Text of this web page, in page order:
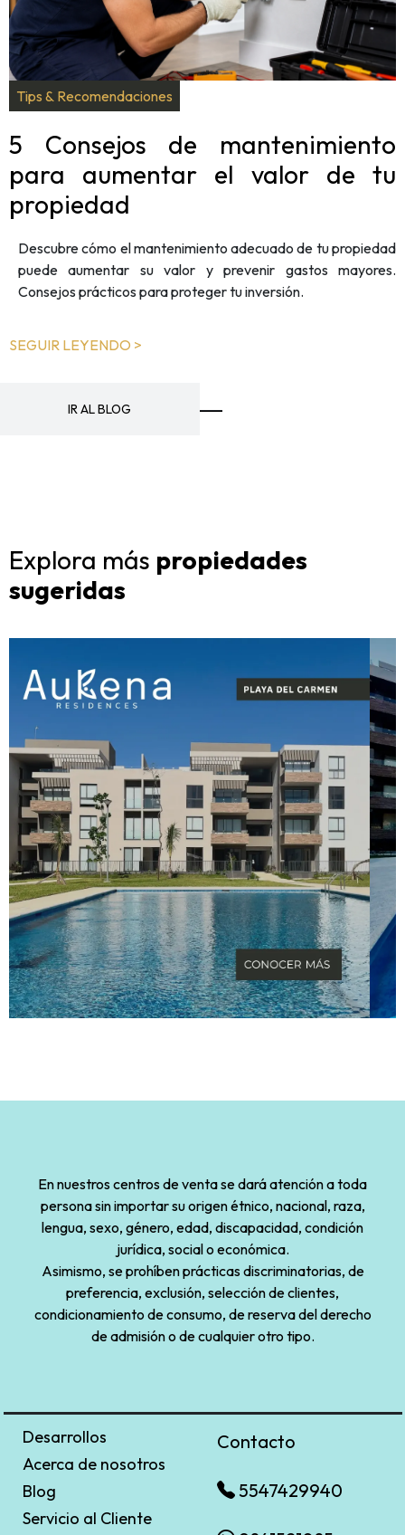
Tips & Recomendaciones
5 Consejos de mantenimiento
para aumentar el valor de tu
propiedad
Descubre cómo el mantenimiento adecuado de tu propiedad
puede aumentar su valor y prevenir gastos mayores.
Consejos prácticos para proteger tu inversión.
SEGUIR LEYENDO >
IR AL BLOG
Explora más propiedades
sugeridas
En nuestros centros de venta se dará atención a toda
persona sin importar su origen étnico, nacional, raza,
lengua, sexo, género, edad, discapacidad, condición
jurídica, social o económica.
Asimismo, se prohíben prácticas discriminatorias, de
preferencia, exclusión, selección de clientes,
condicionamiento de consumo, de reserva del derecho
de admisión o de cualquier otro tipo.
Desarrollos
Acerca de nosotros
Blog
Servicio al Cliente
Contacto
5547429940